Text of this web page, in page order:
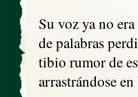
Su voz ya no
de palabras
tibio rumor de
arrastrándose